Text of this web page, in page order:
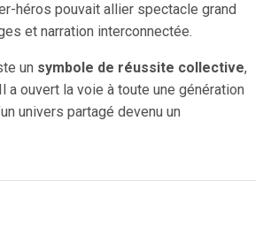
héros pouvait allier spectacle grand
et narration interconnectée.
un symbole de réussite collective,
a ouvert la voie à toute une génération
univers partagé devenu un